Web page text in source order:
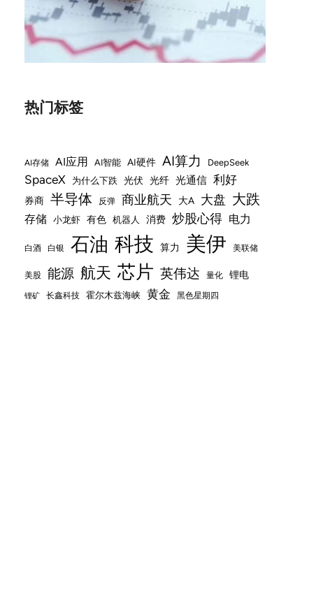
热门标签
AI存储 AI应用 AI智能 AI硬件 AI算力 DeepSeek
SpaceX 为什么下跌 光伏 光纤 光通信 利好
券商 半导体 反弹 商业航天 大A 大盘 大跌
存储 小龙虾 有色 机器人 消费 炒股心得 电力
白酒 白银 石油 科技 算力 美伊 美联储
美股 能源 航天 芯片 英伟达 量化 锂电
锂矿 长鑫科技 霍尔木兹海峡 黄金 黑色星期四